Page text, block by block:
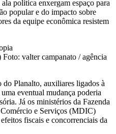
política enxergam espaço para
popular e do impacto sobre
da equipe econômica resistem
valter campanato / agência
Planalto, auxiliares ligados à
eventual mudança poderia
Já os ministérios da Fazenda
e Serviços (MDIC)
fiscais e concorrenciais da